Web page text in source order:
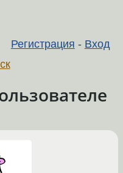
Регистрация - Вход